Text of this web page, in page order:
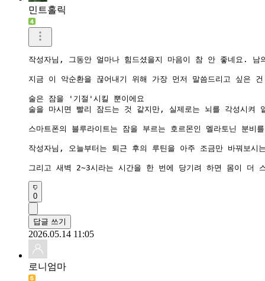
민트홀릭
작성자님, 그동안 얼마나 힘드셨을지 마음이 참 안 좋네요.
지금 이 악순환을 끊어내기 위해 가장 먼저 말씀드리고 싶은
​술은 잠을 '기절'시킬 뿐이에요
술을 마시면 빨리 잠드는 것 같지만, 실제로는 뇌를 각성시켜
스마트폰의 블루라이트는 잠을 부르는 호르몬인 멜라토닌 분
작성자님, 오늘부터는 퇴근 후의 루틴을 아주 조금만 바꿔보
그리고 새벽 2~3시라는 시간을 한 번에 당기려 하면 몸이 더
0
답글 쓰기
2026.05.14 11:05
로니엄마